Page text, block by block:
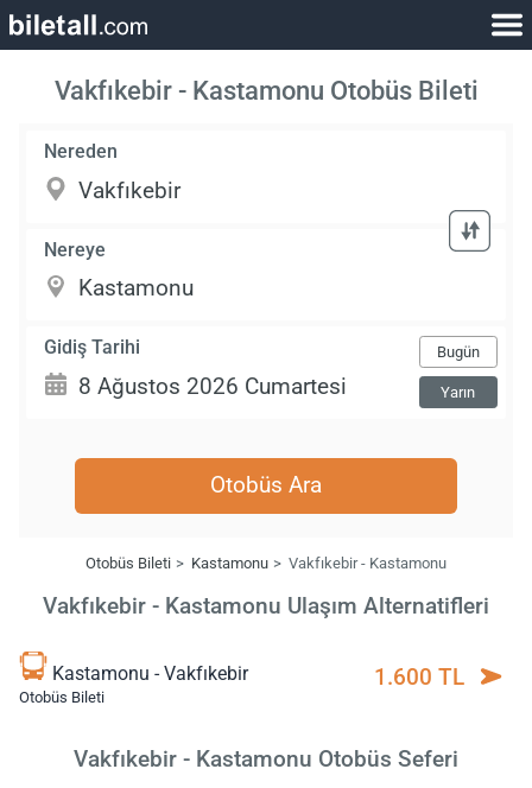
Vakfıkebir - Kastamonu Otobüs Bileti
Nereden
Nereye
Gidiş Tarihi Bugün
Yarın
Otobüs Ara
Otobüs Bileti Kastamonu Vakfıkebir - Kastamonu
Vakfıkebir - Kastamonu Ulaşım Alternatifleri
Kastamonu - Vakfıkebir
Otobüs Bileti
1.600 TL
Vakfıkebir - Kastamonu Otobüs Seferi